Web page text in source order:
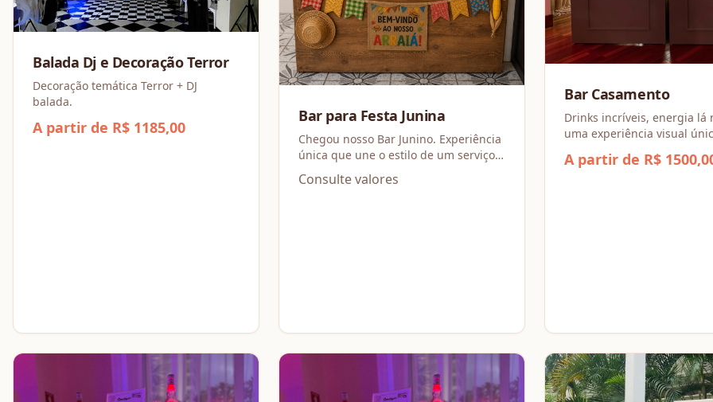
Balada Dj e Decoração Terror
Decoração temática Terror + DJ
balada.
A partir de R$ 1185,00
Bar para Festa Junina
Chegou nosso Bar Junino. Experiência
única que une o estilo de um serviço
de bar com a simplicidade de um
arraial.
Consulte valores
Bar Casamento
Drinks incríveis, energia lá
uma experiência visual
ponta com o ritmo da festa
A partir de R$